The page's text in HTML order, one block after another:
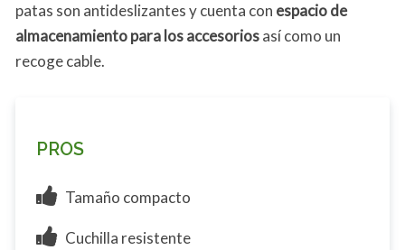
patas son antideslizantes y cuenta con espacio de
almacenamiento para los accesoriosasí como un
recoge cable.
PROS
Tamaño compacto
Cuchilla resistente